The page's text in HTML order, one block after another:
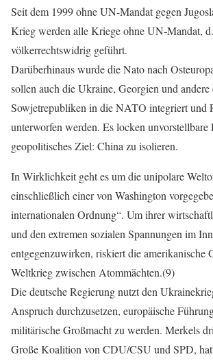
Seit dem 1999 ohne UN-Mandat gegen
Krieg werden alle Kriege ohne UN-Mandat,
völkerrechtswidrig geführt.
Darüberhinaus wurde die Nato nach
sollen auch die Ukraine, Georgien und andere
Sowjetrepubliken in die NATO integriert und
unterworfen werden. Es locken unvorstellbare
geopolitisches Ziel: China zu isolieren.
In Wirklichkeit geht es um die unipolare
einschließlich einer von Washington
internationalen Ordnung“. Um ihrer
und den extremen sozialen Spannungen im
entgegenzuwirken, riskiert die amerikanische
Weltkrieg zwischen Atommächten.(9)
Die deutsche Regierung nutzt den
Anspruch durchzusetzen, europäische
militärische Großmacht zu werden. Merkels
Große Koalition von CDU/CSU und SPD,